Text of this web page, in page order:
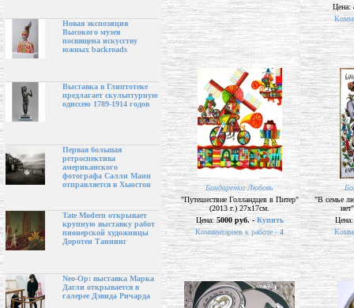
Новая экспозиция
Высокого музея
посвящена искусству
южных backroads
Выставка в Глиптотеке
предлагает скульптурную
одиссею 1789-1914 годов
Первая большая
ретроспектива
американского
фотографа Салли Манн
отправляется в Хьюстон
Tate Modern открывает
крупную выставку работ
пионерской художницы
Доротеи Таннинг
Neo-Op: выставка Марка
Дагли открывается в
галерее Дэвида Ричарда
Цена:
Бондаренко Любовь
"Путешествие Голландцев в Питер"
(2013 г.) 27х17см.
Цена:5000 руб. -Купить
Комментариев к работе -4
"В семье